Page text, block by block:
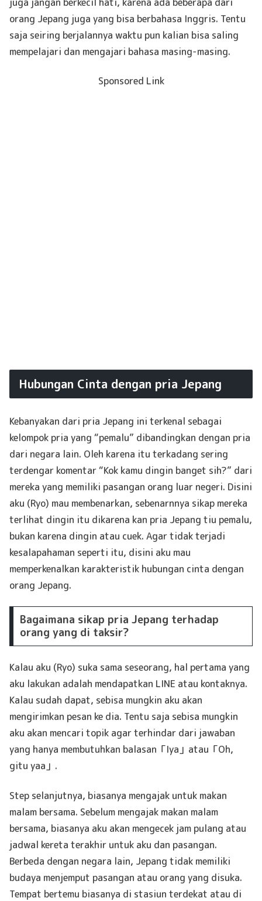
orang Jepang juga yang bisa berbahasa Inggris. Tentu
saja seiring berjalannya waktu pun kalian bisa saling
mempelajari dan mengajari bahasa masing-masing.
Sponsored Link
Hubungan Cinta dengan pria Jepang
Kebanyakan dari pria Jepang ini terkenal sebagai
kelompok pria yang “pemalu” dibandingkan dengan pria
dari negara lain. Oleh karena itu terkadang sering
terdengar komentar “Kok kamu dingin banget sih?” dari
mereka yang memiliki pasangan orang luar negeri. Disini
aku (Ryo) mau membenarkan, sebenarnnya sikap mereka
terlihat dingin itu dikarena kan pria Jepang tiu pemalu,
bukan karena dingin atau cuek. Agar tidak terjadi
kesalapahaman seperti itu, disini aku mau
memperkenalkan karakteristik hubungan cinta dengan
orang Jepang.
Bagaimana sikap pria Jepang terhadap
orang yang di taksir?
Kalau aku (Ryo) suka sama seseorang, hal pertama yang
aku lakukan adalah mendapatkan LINE atau kontaknya.
Kalau sudah dapat, sebisa mungkin aku akan
mengirimkan pesan ke dia. Tentu saja sebisa mungkin
aku akan mencari topik agar terhindar dari jawaban
yang hanya membutuhkan balasan「Iya」atau「Oh,
gitu yaa」.
Step selanjutnya, biasanya mengajak untuk makan
malam bersama. Sebelum mengajak makan malam
bersama, biasanya aku akan mengecek jam pulang atau
jadwal kereta terakhir untuk aku dan pasangan.
Berbeda dengan negara lain, Jepang tidak memiliki
budaya menjemput pasangan atau orang yang disuka.
Tempat bertemu biasanya di stasiun terdekat atau di